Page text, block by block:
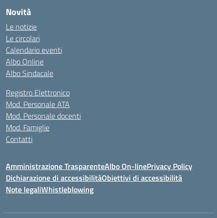
Novità
Le notizie
Le circolari
Calendario eventi
Albo Online
Albo Sindacale
Registro Elettronico
Mod. Personale ATA
Mod. Personale docenti
Mod. Famiglie
Contatti
Amministrazione TrasparenteAlbo On-linePrivacy Policy
Dichiarazione di accessibilitàObiettivi di accessibilità
Note legaliWhistleblowing